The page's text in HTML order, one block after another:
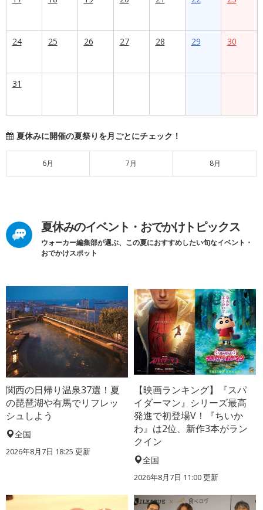
24 25 26 27 28 29 30
31
夏休みに開催の夏祭りを月ごとにチェック！
6月 7月 8月
夏休みのイベント・おでかけトピックス
ウォーカー編集部が選ぶ、この夏におすすめしたい旬なイベント・
おでかけスポット
関西の日帰り温泉37選！夏
の琵琶湖や有馬でリフレッ
シュしよう
全国
2026年8月7日 18:25 更新
【映画ランキング】『スパ
イダーマン』シリーズ最高
発進で初登場V！『ちいか
わ』は2位、新作3本がラン
クイン
全国
2026年8月7日 11:00更新